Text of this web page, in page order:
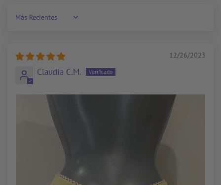
Sort by
12/26/2023
Claudia C.M.